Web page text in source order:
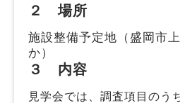
２ 場所
施設整備予定地（盛岡市
か）
３ 内容
見学会では、調査項目のう